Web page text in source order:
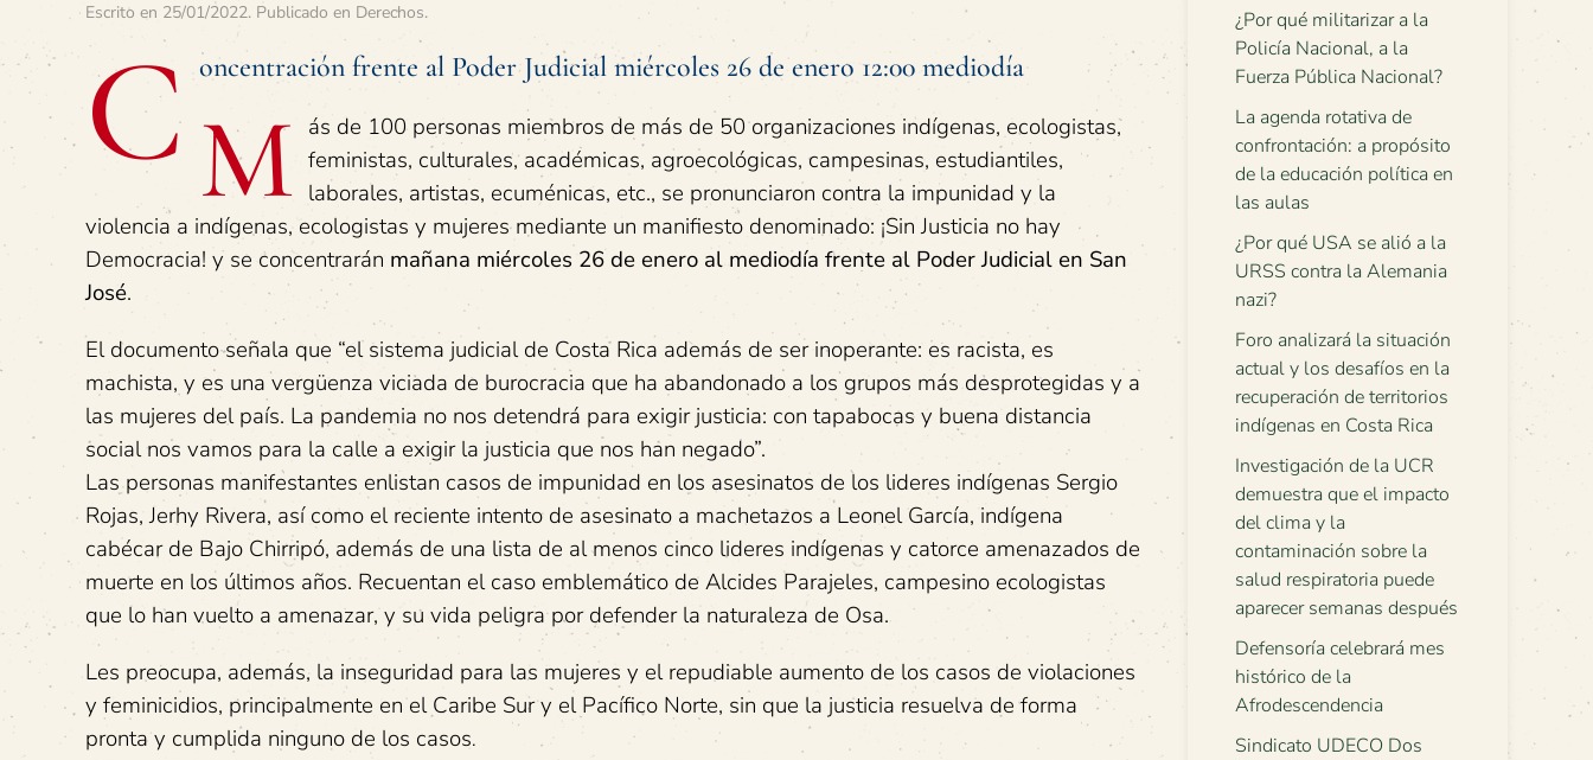
Escrito en 25/01/2022. Publicado en Derechos.
C oncentración frente al Poder Judicial miércoles 26 de enero 12:00 mediodía
M ás de 100 personas miembros de más de 50 organizaciones indígenas, ecologistas,
feministas, culturales, académicas, agroecológicas, campesinas, estudiantiles,
laborales, artistas, ecuménicas, etc., se pronunciaron contra la impunidad y la
violencia a indígenas, ecologistas y mujeres mediante un manifiesto denominado: ¡Sin Justicia no hay
Democracia! y se concentrarán mañana miércoles 26 de enero al mediodía frente al Poder Judicial en San
José.
El documento señala que “el sistema judicial de Costa Rica además de ser inoperante: es racista, es
machista, y es una vergüenza viciada de burocracia que ha abandonado a los grupos más desprotegidas y a
las mujeres del país. La pandemia no nos detendrá para exigir justicia: con tapabocas y buena distancia
social nos vamos para la calle a exigir la justicia que nos han negado”.
Las personas manifestantes enlistan casos de impunidad en los asesinatos de los lideres indígenas Sergio
Rojas, Jerhy Rivera, así como el reciente intento de asesinato a machetazos a Leonel García, indígena
cabécar de Bajo Chirripó, además de una lista de al menos cinco lideres indígenas y catorce amenazados de
muerte en los últimos años. Recuentan el caso emblemático de Alcides Parajeles, campesino ecologistas
que lo han vuelto a amenazar, y su vida peligra por defender la naturaleza de Osa.
Les preocupa, además, la inseguridad para las mujeres y el repudiable aumento de los casos de violaciones
y feminicidios, principalmente en el Caribe Sur y el Pacífico Norte, sin que la justicia resuelva de forma
pronta y cumplida ninguno de los casos.
¿Por qué militarizar a la
Policía Nacional, a la
Fuerza Pública Nacional?
La agenda rotativa de
confrontación: a propósito
de la educación política en
las aulas
¿Por qué USA se alió a la
URSS contra la Alemania
nazi?
Foro analizará la situación
actual y los desafíos en la
recuperación de territorios
indígenas en Costa Rica
Investigación de la UCR
demuestra que el impacto
del clima y la
contaminación sobre la
salud respiratoria puede
aparecer semanas después
Defensoría celebrará mes
histórico de la
Afrodescendencia
Sindicato UDECO Dos